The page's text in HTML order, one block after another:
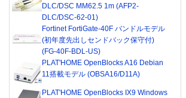
DLC/DSC MM62.5 1m (AFP2-
DLC/DSC-62-01)
Fortinet FortiGate-40F バンドルモデル
(初年度先出しセンドバック保守付)
(FG-40F-BDL-US)
PLAT'HOME OpenBlocks A16 Debian
11搭載モデル (OBSA16/D11A)
PLAT'HOME OpenBlocks IX9 Windows